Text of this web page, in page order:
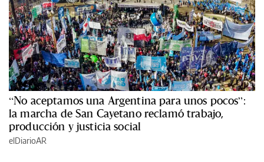
“No aceptamos una Argentina para unos pocos”:
la marcha de San Cayetano reclamó trabajo,
producción y justicia social
elDiarioAR